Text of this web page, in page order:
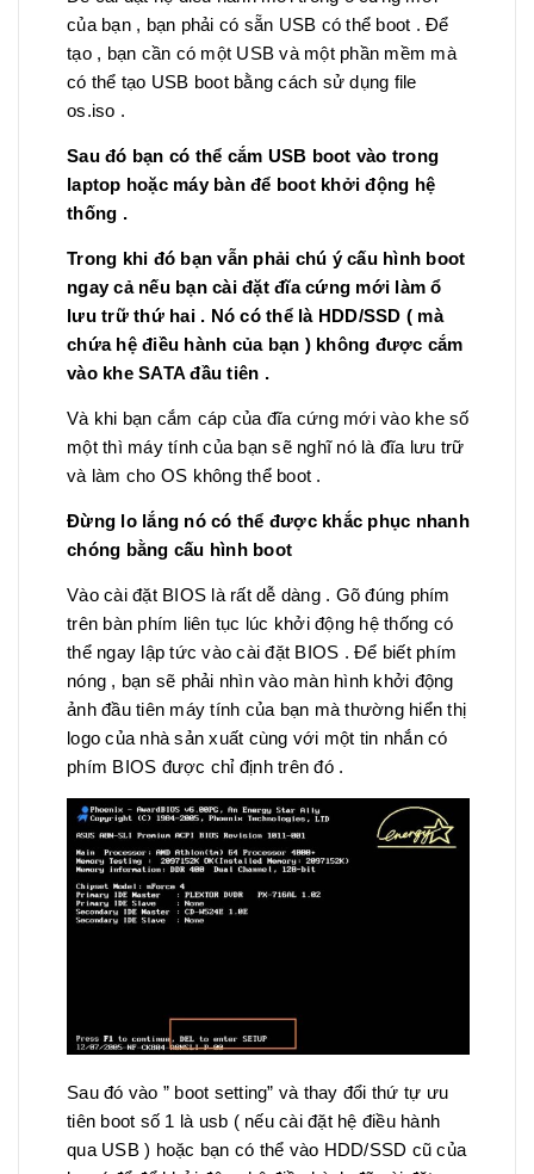
của bạn , bạn phải có sẵn USB có thể boot . Để
tạo , bạn cần có một USB và một phần mềm mà
có thể tạo USB boot bằng cách sử dụng file
os.iso .
Sau đó bạn có thể cắm USB boot vào trong
laptop hoặc máy bàn để boot khởi động hệ
thống .
Trong khi đó bạn vẫn phải chú ý cấu hình boot
ngay cả nếu bạn cài đặt đĩa cứng mới làm ổ
lưu trữ thứ hai . Nó có thể là HDD/SSD ( mà
chứa hệ điều hành của bạn ) không được cắm
vào khe SATA đầu tiên .
Và khi bạn cắm cáp của đĩa cứng mới vào khe số
một thì máy tính của bạn sẽ nghĩ nó là đĩa lưu trữ
và làm cho OS không thể boot .
Đừng lo lắng nó có thể được khắc phục nhanh
chóng bằng cấu hình boot
Vào cài đặt BIOS là rất dễ dàng . Gõ đúng phím
trên bàn phím liên tục lúc khởi động hệ thống có
thể ngay lập tức vào cài đặt BIOS . Để biết phím
nóng , bạn sẽ phải nhìn vào màn hình khởi động
ảnh đầu tiên máy tính của bạn mà thường hiển thị
logo của nhà sản xuất cùng với một tin nhắn có
phím BIOS được chỉ định trên đó .
Sau đó vào ” boot setting” và thay đổi thứ tự ưu
tiên boot số 1 là usb ( nếu cài đặt hệ điều hành
qua USB ) hoặc bạn có thể vào HDD/SSD cũ của